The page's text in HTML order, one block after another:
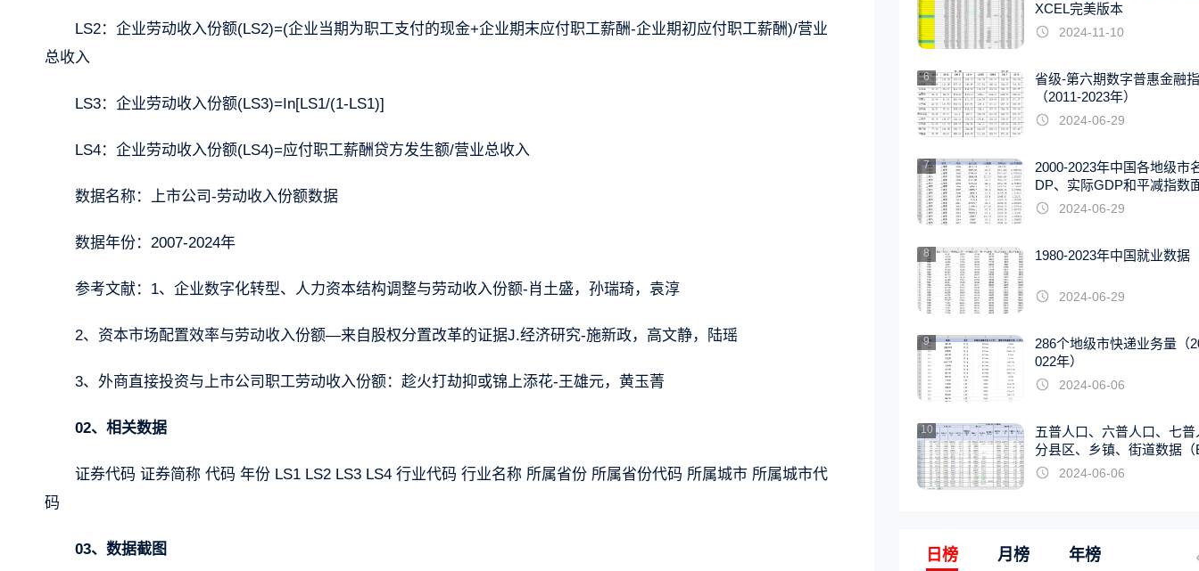
LS2：企业劳动收入份额(LS2)=(企业当期为职工支付的现金+企业期末应付职工薪酬-企业期初应付职工薪酬)/营业
总收入
LS3：企业劳动收入份额(LS3)=In[LS1/(1-LS1)]
LS4：企业劳动收入份额(LS4)=应付职工薪酬贷方发生额/营业总收入
数据名称：上市公司-劳动收入份额数据
数据年份：2007-2024年
参考文献：1、企业数字化转型、人力资本结构调整与劳动收入份额-肖土盛，孙瑞琦，袁淳
2、资本市场配置效率与劳动收入份额—来自股权分置改革的证据J.经济研究-施新政，高文静，陆瑶
3、外商直接投资与上市公司职工劳动收入份额：趁火打劫抑或锦上添花-王雄元，黄玉菁
02、相关数据
证券代码 证券简称 代码 年份 LS1 LS2 LS3 LS4 行业代码 行业名称 所属省份 所属省份代码 所属城市 所属城市代
码
03、数据截图
XCEL完美版本
2024-11-10
6
省级-第六期数字普惠金融
（2011-2023年）
2024-06-29
7
2000-2023年中国各地级市
DP、实际GDP和平减指数
据
2024-06-29
8 1980-2023年中国就业数据
2024-06-29
9
286个地级市快递业务量（
022年）
2024-06-06
10
五普人口、六普人口、七普
分县区、乡镇、街道数据（
EL版）2024-06-06
日榜 月榜 年榜